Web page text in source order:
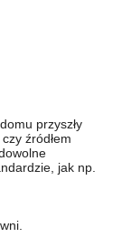
przyszły
źródłem
jak np.